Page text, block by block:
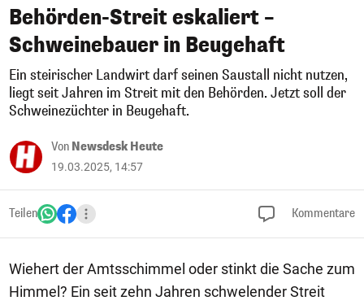
Behörden-Streit eskaliert –
Schweinebauer in Beugehaft
Ein steirischer Landwirt darf seinen Saustall nicht nutzen,
liegt seit Jahren im Streit mit den Behörden. Jetzt soll der
Schweinezüchter in Beugehaft.
Von Newsdesk Heute
19.03.2025, 14:57
Teilen Kommentare
Wiehert der Amtsschimmel oder stinkt die Sache zum
Himmel? Ein seit zehn Jahren schwelender Streit